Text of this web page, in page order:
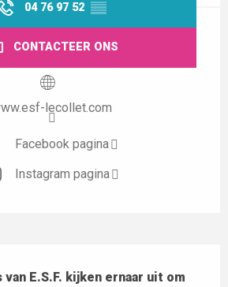
04 76 97 52 ▒▒
CONTACTEER ONS
lecollet.com
Facebook pagina
Instagram pagina
E.S.F. kijken ernaar uit om